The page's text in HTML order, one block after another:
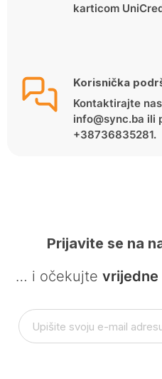
karticom
Korisnička
Kontaktirajte
info@sync.ba ili
+38736835281.
Prijavite se na
… i očekujte vrijedne